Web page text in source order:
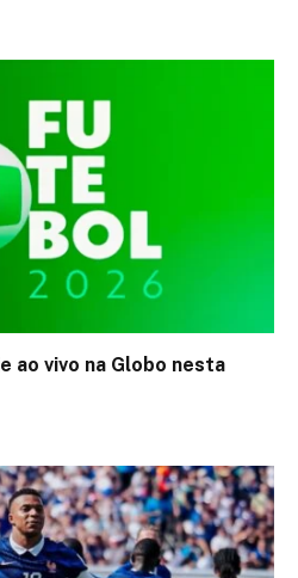
ao vivo na Globo nesta